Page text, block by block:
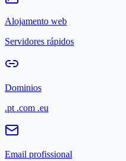
Alojamento web
Servidores rápidos
Dominios
.pt .com .eu
Email profissional